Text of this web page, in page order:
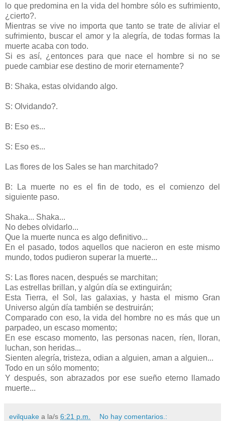
lo que predomina en la vida del hombre sólo es sufrimiento,
¿cierto?.
Mientras se vive no importa que tanto se trate de aliviar el
sufrimiento, buscar el amor y la alegría, de todas formas la
muerte acaba con todo.
Si es así, ¿entonces para que nace el hombre si no se
puede cambiar ese destino de morir eternamente?
B: Shaka, estas olvidando algo.
S: Olvidando?.
B: Eso es...
S: Eso es...
Las flores de los Sales se han marchitado?
B: La muerte no es el fin de todo, es el comienzo del
siguiente paso.
Shaka... Shaka...
No debes olvidarlo...
Que la muerte nunca es algo definitivo...
En el pasado, todos aquellos que nacieron en este mismo
mundo, todos pudieron superar la muerte...
S: Las flores nacen, después se marchitan;
Las estrellas brillan, y algún día se extinguirán;
Esta Tierra, el Sol, las galaxias, y hasta el mismo Gran
Universo algún día también se destruirán;
Comparado con eso, la vida del hombre no es más que un
parpadeo, un escaso momento;
En ese escaso momento, las personas nacen, ríen, lloran,
luchan, son heridas...
Sienten alegría, tristeza, odian a alguien, aman a alguien...
Todo en un sólo momento;
Y después, son abrazados por ese sueño eterno llamado
muerte...
evilquake a la/s 6:21 p.m. No hay comentarios.: